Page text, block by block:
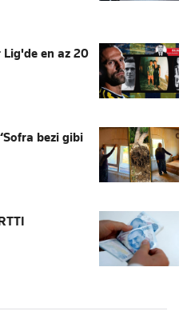
Lig'de en az 20
bezi gibi